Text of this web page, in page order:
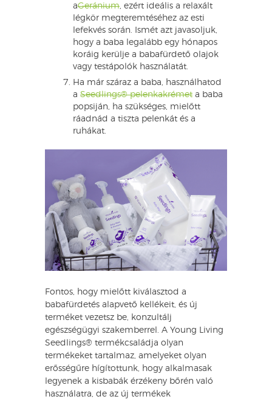
aGeránium, ezért ideális a relaxált
légkör megteremtéséhez az esti
lefekvés során. Ismét azt javasoljuk,
hogy a baba legalább egy hónapos
koráig kerülje a babafürdető olajok
vagy testápolók használatát.
Ha már száraz a baba, használhatod
a Seedlings® pelenkakrémet a baba
popsiján, ha szükséges, mielőtt
ráadnád a tiszta pelenkát és a
ruhákat.
Fontos, hogy mielőtt kiválasztod a
babafürdetés alapvető kellékeit, és új
terméket vezetsz be, konzultálj
egészségügyi szakemberrel. A Young Living
Seedlings® termékcsaládja olyan
termékeket tartalmaz, amelyeket olyan
erősségűre hígítottunk, hogy alkalmasak
legyenek a kisbabák érzékeny bőrén való
használatra, de az új termékek